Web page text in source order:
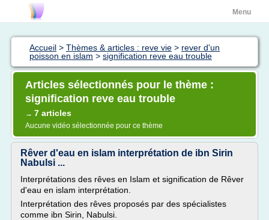
Menu
Accueil > Thèmes & articles : reve vie > rever d'un
poisson en islam > signification reve eau trouble
Articles sélectionnés pour le thème :
signification reve eau trouble
→ 7 articles
Aucune vidéo sélectionnée pour ce thème
Rêver d'eau en islam interprétation de ibn Sirin
Nabulsi ...
Interprétations des rêves en Islam et signification de Rêver
d'eau en islam interprétation.
Interprétation des rêves proposés par des spécialistes
comme ibn Sirin, Nabulsi.